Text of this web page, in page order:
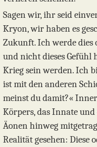
Sagen wir, ihr seid
Kryon, wir haben es
Zukunft. Ich werde dies
und nicht dieses
Krieg sein werden. Ich
ist mit den anderen
meinst du damit?«
Körpers, das Innate
Äonen hinweg
Realität gesehen: Diese